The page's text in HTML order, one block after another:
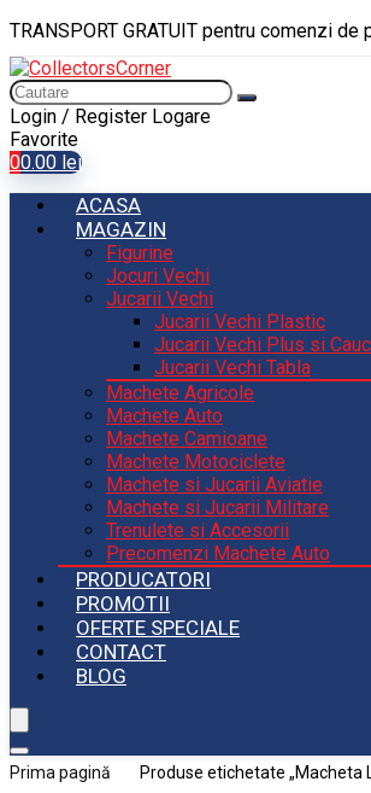
TRANSPORT GRATUIT pentru comenzi
Login / Register Logare
Favorite
00.00 lei
ACASA
MAGAZIN
Figurine
Jocuri Vechi
Jucarii Vechi
Jucarii Vechi Plastic
Jucarii Vechi Plus si
Jucarii Vechi Tabla
Machete Agricole
Machete Auto
Machete Camioane
Machete Motociclete
Machete si Jucarii Aviatie
Machete si Jucarii Militare
Trenulete si Accesorii
Precomenzi Machete Auto
PRODUCATORI
PROMOTII
OFERTE SPECIALE
CONTACT
BLOG
Prima pagină Produse etichetate „Macheta